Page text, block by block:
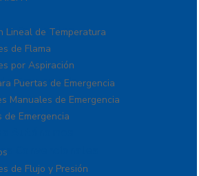
Especiales
Lineal de Temperatura
de Flama
por Aspiración
Emergencia
Puertas de Emergencia
Manuales de Emergencia
de Emergencia
Autónomos
Convencionales
de Flujo y Presión